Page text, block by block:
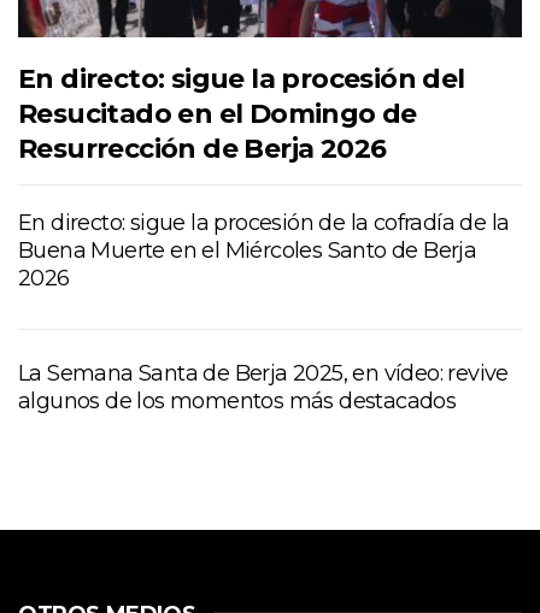
En directo: sigue la procesión del
Resucitado en el Domingo de
Resurrección de Berja 2026
En directo: sigue la procesión de la cofradía de la
Buena Muerte en el Miércoles Santo de Berja
2026
La Semana Santa de Berja 2025, en vídeo: revive
algunos de los momentos más destacados